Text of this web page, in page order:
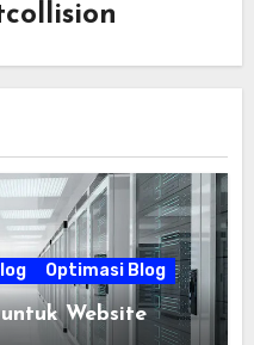
Optimasi Blog
Website